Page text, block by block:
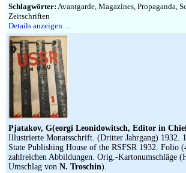
Schlagwörter: Avantgarde, Magazines, Propaganda,
Zeitschriften
Details anzeigen…
Pjatakov, G(eorgi Leonidowitsch, Editor in
Illustrierte Monatsschrift. (Dritter Jahrgang) 1932.
State Publishing House of the RSFSR 1932. Folio
zahlreichen Abbildungen. Orig.-Kartonumschläge
Umschlag von N. Troschin).